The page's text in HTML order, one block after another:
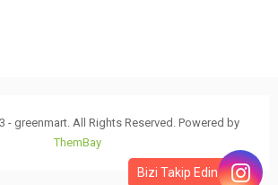
Bizi Takip Edin
- greenmart. All Rights Reserved. Powered by
ThemBay